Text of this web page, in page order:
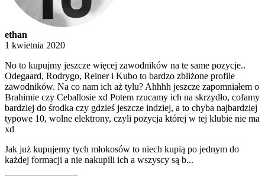
ethan
1 kwietnia 2020
No to kupujmy jeszcze więcej zawodników na te same pozycje..
Odegaard, Rodrygo, Reiner i Kubo to bardzo zbliżone profile
zawodników. Na co nam ich aż tylu? Ahhhh jeszcze zapomniałem o
Brahimie czy Ceballosie xd Potem rzucamy ich na skrzydło, cofamy
bardziej do środka czy gdzieś jeszcze indziej, a to chyba najbardziej
typowe 10, wolne elektrony, czyli pozycja której w tej klubie nie ma
xd
Jak już kupujemy tych młokosów to niech kupią po jednym do
każdej formacji a nie nakupili ich a wszyscy są b...